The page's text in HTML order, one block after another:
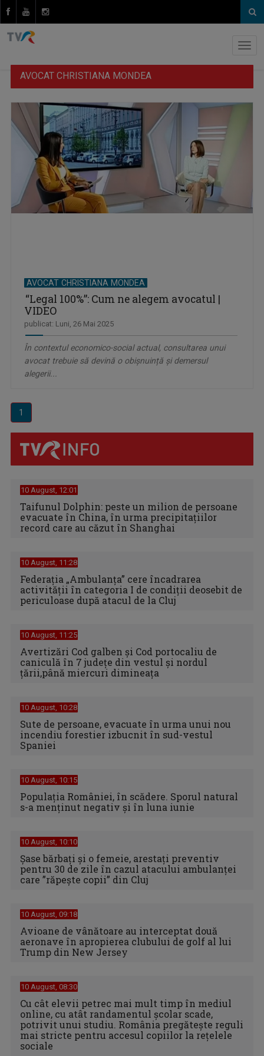
AVOCAT CHRISTIANA MONDEA
AVOCAT CHRISTIANA MONDEA
“Legal 100%”: Cum ne alegem avocatul |
VIDEO
publicat: Luni, 26 Mai 2025
În contextul economico-social actual, consultarea unui
avocat trebuie să devină o obișnuință și demersul
alegerii...
1
10 August, 12:01
Taifunul Dolphin: peste un milion de persoane
evacuate în China, în urma precipitațiilor
record care au căzut în Shanghai
10 August, 11:28
Federaţia „Ambulanţa” cere încadrarea
activităţii în categoria I de condiţii deosebit de
periculoase după atacul de la Cluj
10 August, 11:25
Avertizări Cod galben şi Cod portocaliu de
caniculă în 7 judeţe din vestul şi nordul
ţării,până miercuri dimineaţa
10 August, 10:28
Sute de persoane, evacuate în urma unui nou
incendiu forestier izbucnit în sud-vestul
Spaniei
10 August, 10:15
Populația României, în scădere. Sporul natural
s-a menţinut negativ şi în luna iunie
10 August, 10:10
Șase bărbați și o femeie, arestați preventiv
pentru 30 de zile în cazul atacului ambulanței
care ”răpește copii” din Cluj
10 August, 09:18
Avioane de vânătoare au interceptat două
aeronave în apropierea clubului de golf al lui
Trump din New Jersey
10 August, 08:30
Cu cât elevii petrec mai mult timp în mediul
online, cu atât randamentul școlar scade,
potrivit unui studiu. România pregătește reguli
mai stricte pentru accesul copiilor la rețelele
sociale